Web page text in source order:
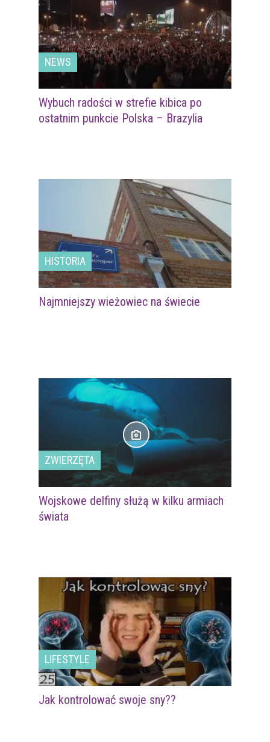
NEWS
Wybuch radości w strefie kibica po
ostatnim punkcie Polska – Brazylia
HISTORIA
Najmniejszy wieżowiec na świecie
ZWIERZĘTA
Wojskowe delfiny służą w kilku armiach
świata
LIFESTYLE
Jak kontrolować swoje sny??